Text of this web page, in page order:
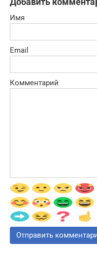
Имя
Email
Комментарий